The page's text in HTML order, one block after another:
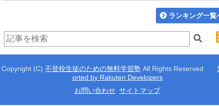
ランキング一覧
Copyright (C) 不登校生徒のための無料学習塾 All Rights Reserved
orted by Rakuten Developers
お問い合わせ サイトマップ